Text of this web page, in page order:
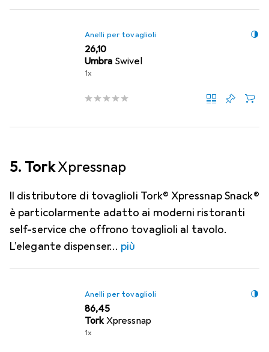
Anelli per tovaglioli
EUR
26,10
Umbra Swivel
1x
5. TorkXpressnap
Il distributore di tovaglioli Tork® Xpressnap Snack®
è particolarmente adatto ai moderni ristoranti
self-service che offrono tovaglioli al tavolo.
L'elegante dispenser
più
Anelli per tovaglioli
EUR
86,45
TorkXpressnap
1x